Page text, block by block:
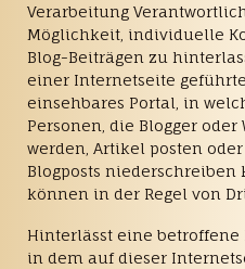
Verarbeitung
Möglichkeit, individuelle
Blog-Beiträgen zu
einer Internetseite
einsehbares Portal, in
Personen, die Blogger
werden, Artikel posten
Blogposts niederschreiben
können in der Regel von
Hinterlässt eine
in dem auf dieser